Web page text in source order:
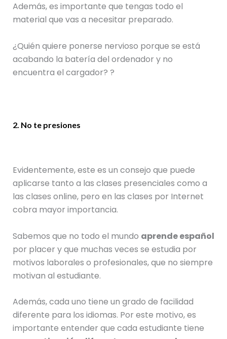
Además, es importante que tengas todo el
material que vas a necesitar preparado.
¿Quién quiere ponerse nervioso porque se está
acabando la batería del ordenador y no
encuentra el cargador? ?
2. No te presiones
Evidentemente, este es un consejo que puede
aplicarse tanto a las clases presenciales como a
las clases online, pero en las clases por Internet
cobra mayor importancia.
Sabemos que no todo el mundo aprende español
por placer y que muchas veces se estudia por
motivos laborales o profesionales, que no siempre
motivan al estudiante.
Además, cada uno tiene un grado de facilidad
diferente para los idiomas. Por este motivo, es
importante entender que cada estudiante tiene